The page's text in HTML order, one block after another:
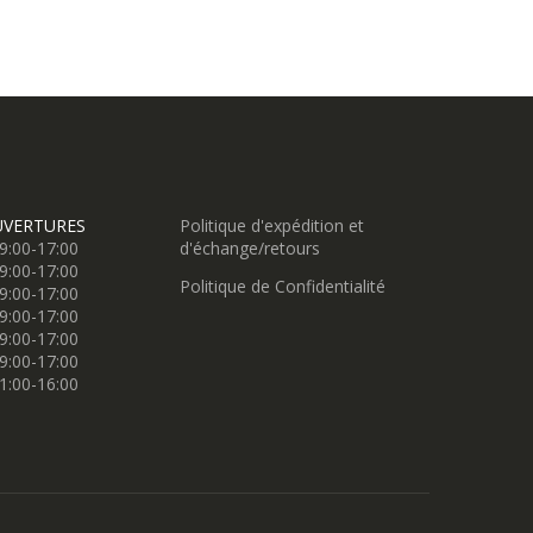
17:00
17:00
17:00
17:00
17:00
17:00
16:00
Politique d'expédition et
d'échange/retours
Politique de Confidentialité